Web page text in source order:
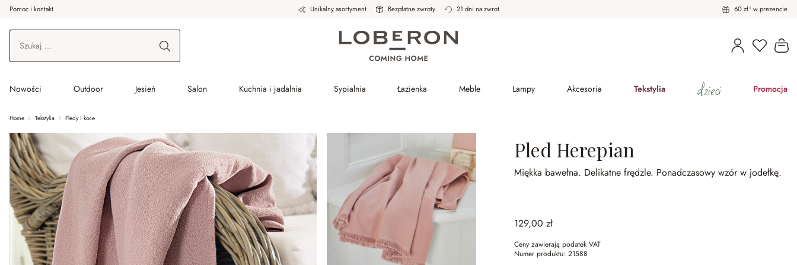
do wątku głównego
Przejdź do wyszukiwania
Przejdź do głównej nawigacji
Pomoc i kontakt Unikalny asortyment Bezpłatne zwroty 21 dni na zwrot 60 zł¹ w prezencie
Masz
Nowości Outdoor Jesień Salon Kuchnia i jadalnia Sypialnia Łazienka Meble Lampy Akcesoria Tekstylia dzieci Promocja
Home Tekstylia Pledy i koce
Pled Herepian
Miękka bawełna. Delikatne frędzle. Ponadczasowy wzór w jodełkę.
129,00 zł
Ceny zawierają podatek VAT
Numer produktu:21588